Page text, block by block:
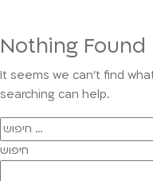
Nothing Found
It seems we can’t find
searching can help.
חיפוש:
חיפוש